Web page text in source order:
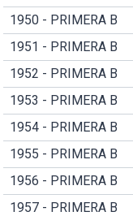
1950 - PRIMERA B
1951 - PRIMERA B
1952 - PRIMERA B
1953 - PRIMERA B
1954 - PRIMERA B
1955 - PRIMERA B
1956 - PRIMERA B
1957 - PRIMERA B